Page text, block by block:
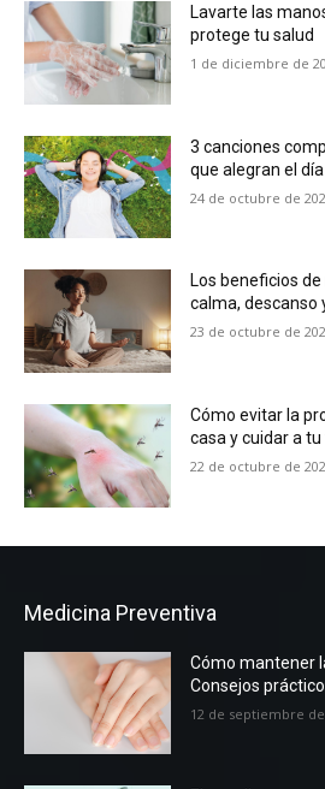
Lavarte las
protege tu salud
1 de diciembre de
3 canciones
que alegran el día
24 de octubre de
Los beneficios
calma, descanso
23 de octubre de
Cómo evitar la
casa y cuidar a
22 de octubre de
Medicina Preventiva
Cómo mantener
Consejos
12 de septiembre